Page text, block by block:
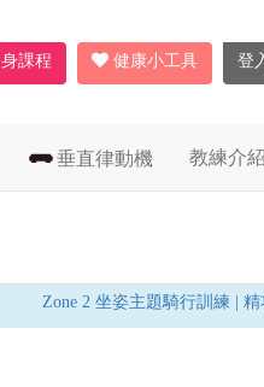
課程 健康小工具 登
垂直律動機 教練介紹
Zone 2 坐姿主題騎行訓練 | 精